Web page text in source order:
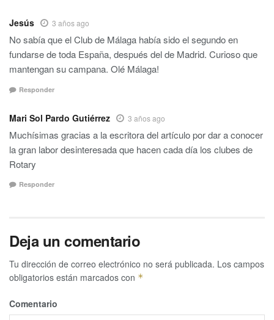
Jesús 3 años ago
No sabía que el Club de Málaga había sido el segundo en
fundarse de toda España, después del de Madrid. Curioso que
mantengan su campana. Olé Málaga!
Responder
Mari Sol Pardo Gutiérrez 3 años ago
Muchísimas gracias a la escritora del artículo por dar a conocer
la gran labor desinteresada que hacen cada día los clubes de
Rotary
Responder
Deja un comentario
Tu dirección de correo electrónico no será publicada. Los campos
obligatorios están marcados con *
Comentario